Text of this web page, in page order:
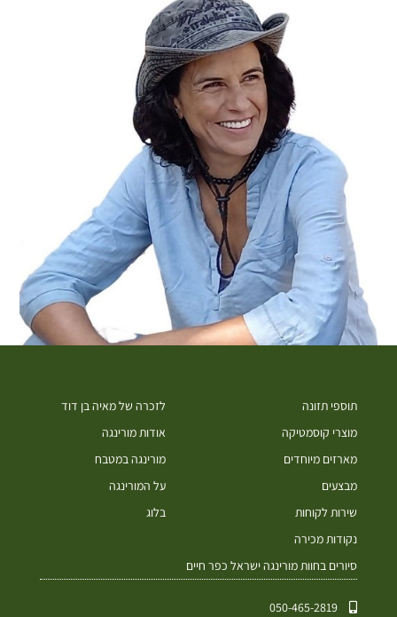
תוספי תזונה
מוצרי קוסמטיקה
מארזים מיוחדים
מבצעים
שירות לקוחות
נקודות מכירה
סיורים בחוות מורינגה ישראל כפר חיים
לזכרה של מאיה בן דוד
אודות מורינגה
מורינגה במטבח
על המורינגה
בלוג
050-465-2819⁩